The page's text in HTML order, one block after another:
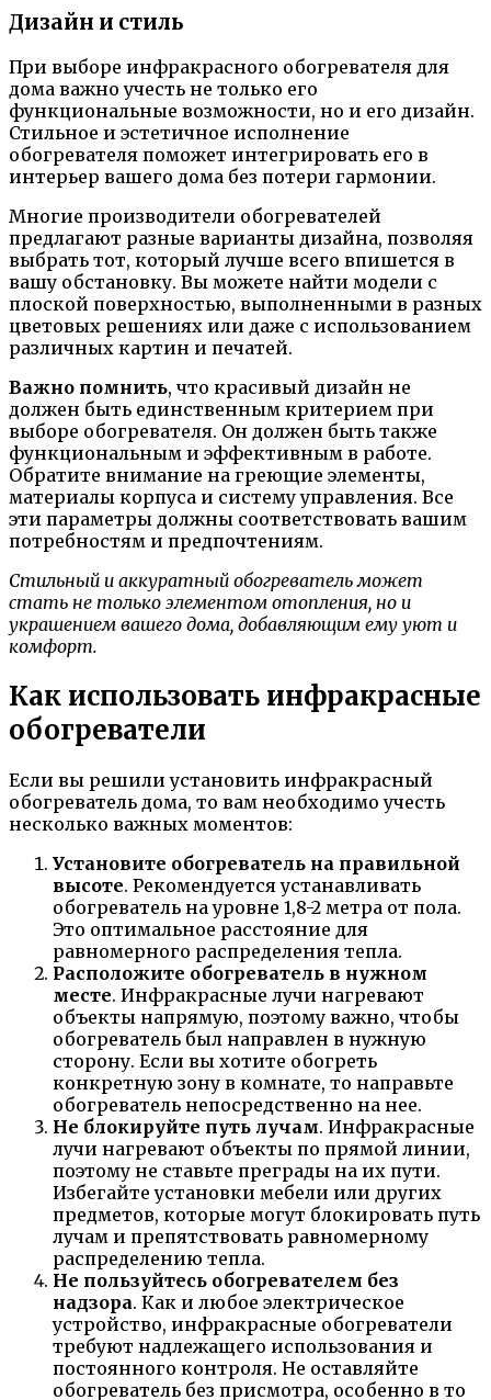
Дизайн и стиль
При выборе инфракрасного обогревателя для
дома важно учесть не только его
функциональные возможности, но и его дизайн.
Стильное и эстетичное исполнение
обогревателя поможет интегрировать его в
интерьер вашего дома без потери гармонии.
Многие производители обогревателей
предлагают разные варианты дизайна, позволяя
выбрать тот, который лучше всего впишется в
вашу обстановку. Вы можете найти модели с
плоской поверхностью, выполненными в разных
цветовых решениях или даже с использованием
различных картин и печатей.
Важно помнить, что красивый дизайн не
должен быть единственным критерием при
выборе обогревателя. Он должен быть также
функциональным и эффективным в работе.
Обратите внимание на греющие элементы,
материалы корпуса и систему управления. Все
эти параметры должны соответствовать вашим
потребностям и предпочтениям.
Стильный и аккуратный обогреватель может
стать не только элементом отопления, но и
украшением вашего дома, добавляющим ему уют и
комфорт.
Как использовать инфракрасные
обогреватели
Если вы решили установить инфракрасный
обогреватель дома, то вам необходимо учесть
несколько важных моментов:
Установите обогреватель на правильной
высоте. Рекомендуется устанавливать
обогреватель на уровне 1,8-2 метра от пола.
Это оптимальное расстояние для
равномерного распределения тепла.
Расположите обогреватель в нужном
месте. Инфракрасные лучи нагревают
объекты напрямую, поэтому важно, чтобы
обогреватель был направлен в нужную
сторону. Если вы хотите обогреть
конкретную зону в комнате, то направьте
обогреватель непосредственно на нее.
Не блокируйте путь лучам. Инфракрасные
лучи нагревают объекты по прямой линии,
поэтому не ставьте преграды на их пути.
Избегайте установки мебели или других
предметов, которые могут блокировать путь
лучам и препятствовать равномерному
распределению тепла.
Не пользуйтесь обогревателем без
надзора. Как и любое электрическое
устройство, инфракрасные обогреватели
требуют надлежащего использования и
постоянного контроля. Не оставляйте
обогреватель без присмотра, особенно в то